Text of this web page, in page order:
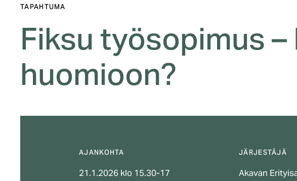
TAPAHTUMA
Fiksu työsopimus
huomioon?
AJANKOHTA
21.1.2026 klo 15.30-17
JÄRJESTÄJÄ
Akavan